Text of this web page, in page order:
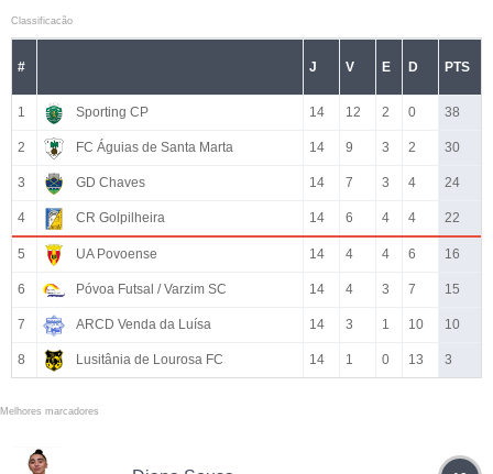
Classificacão
# J V E D PTS
1 Sporting CP 14 12 2 0 38
2 FC Águias de Santa Marta 14 9 3 2 30
3 GD Chaves 14 7 3 4 24
4 CR Golpilheira 14 6 4 4 22
5 UA Povoense 14 4 4 6 16
6 Póvoa Futsal / Varzim SC 14 4 3 7 15
7 ARCD Venda da Luísa 14 3 1 10 10
8 Lusitânia de Lourosa FC 14 1 0 13 3
Melhores marcadores